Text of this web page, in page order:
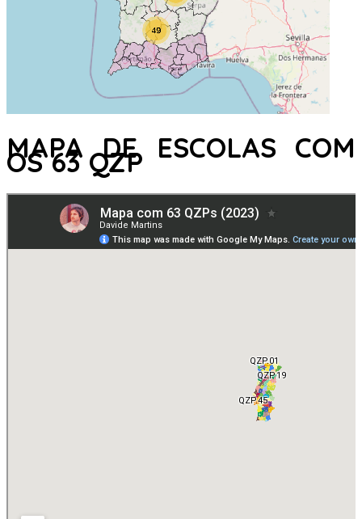
MAPA DE ESCOLAS COM
OS 63 QZP